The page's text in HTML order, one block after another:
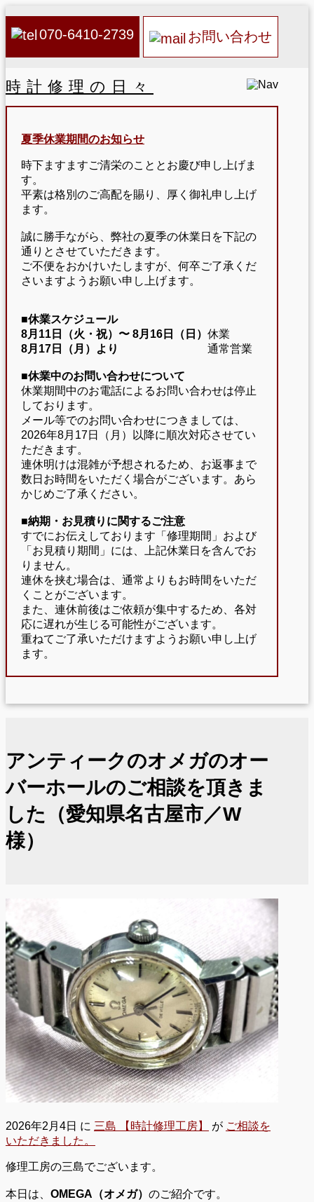
070-6410-2739 お問い合わせ
時計修理の日々
夏季休業期間のお知らせ
時下ますますご清栄のこととお慶び申し上げま
す。
平素は格別のご高配を賜り、厚く御礼申し上げ
ます。
誠に勝手ながら、弊社の夏季の休業日を下記の
通りとさせていただきます。
ご不便をおかけいたしますが、何卒ご了承くだ
さいますようお願い申し上げます。
■休業スケジュール
8月11日（火・祝）〜 8月16日（日） 休業
8月17日（月）より
通常営業
■休業中のお問い合わせについて
休業期間中のお電話によるお問い合わせは停止
しております。
メール等でのお問い合わせにつきましては、
2026年8月17日（月）以降に順次対応させてい
ただきます。
連休明けは混雑が予想されるため、お返事まで
数日お時間をいただく場合がございます。あら
かじめご了承ください。
■納期・お見積りに関するご注意
すでにお伝えしております「修理期間」および
「お見積り期間」には、上記休業日を含んでお
りません。
連休を挟む場合は、通常よりもお時間をいただ
くことがございます。
また、連休前後はご依頼が集中するため、各対
応に遅れが生じる可能性がございます。
重ねてご了承いただけますようお願い申し上げ
ます。
アンティークのオメガのオー
バーホールのご相談を頂きま
した（愛知県名古屋市／W
様）
2026年2月4日 に 三島 【時計修理工房】 が ご相談を
いただきました。
修理工房の三島でございます。
本日は、 OMEGA（オメガ） のご紹介です。